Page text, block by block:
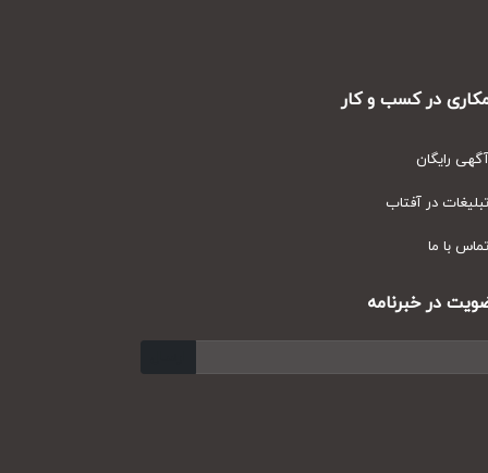
در کسب و کار
رایگان
در آفتاب
با ما
در خبرنامه